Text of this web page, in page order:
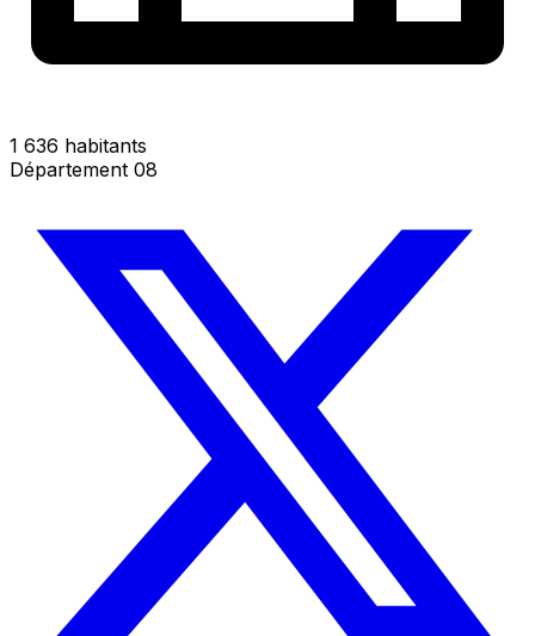
1 636 habitants
Département 08